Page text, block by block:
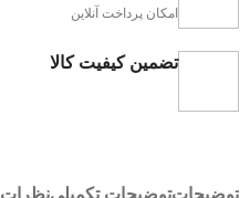
امکان پرداخت آنلاین
تضمین کیفیت کالا
توضیحاتتوضیحات تکمیلینظرات